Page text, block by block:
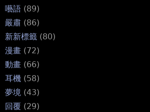
囈語 (89)
嚴肅 (86)
新新標籤 (80)
漫畫 (72)
動畫 (66)
耳機 (58)
夢境 (43)
回覆 (29)